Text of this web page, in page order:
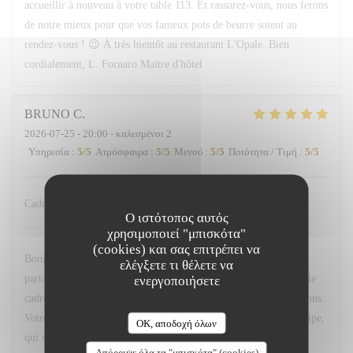
Ο ιστότοπος αυτός
χρησιμοποιεί "μπισκότα"
(cookies) και σας επιτρέπει να
ελέγξετε τι θέλετε να
ενεργοποιήσετε
OK, αποδοχή όλων
accueillir à nouveau à votre table 113. Et rassurez-vous, nous ferons
de notre mieux pour que vos fameux pots de beurre soient au
rendez-vous ! 😉 À très bientôt au restaurant L'Opale. Bien
cordialement, L. Fornaro Maitre d'hôtel
BRUNO C
2026-07-25 - 20:00 - καλεσμένοι 2
Υπηρεσία : 5/5 Ατμόσφαιρα : 5/5 Μενού : 5/5 Ποιότητα / Τιμή : 5/5
Cadre service qualité des menus
απάντησε σε αυτή την
Bonjour M. Couvreux, Un grand merci d'avoir pris le temps de
partager votre avis. Nous sommes ravis que vous ayez apprécié le
cadre de notre restaurant, la qualité du service ainsi que nos menus.
Votre satisfaction est une belle récompense pour toute notre équipe,
qui s'investit chaque jour pour offrir une expérience agréable à